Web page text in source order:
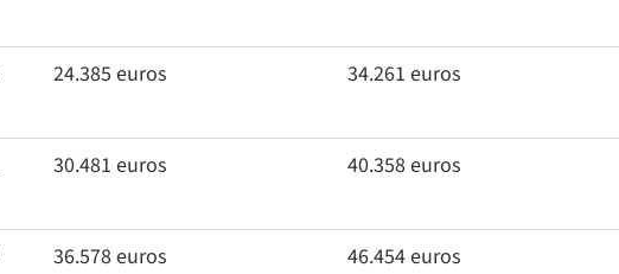
24.385 euros 34.261 euros
30.481 euros 40.358 euros
36.578 euros 46.454 euros